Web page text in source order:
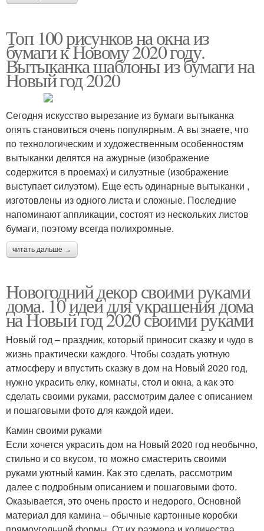
Топ 100 рисунков на окна из
бумаги к Новому 2020 году.
Вытыканка шаблоны из бумаги на
Новый год 2020
Сегодня искусство вырезание из бумаги вытыканка
опять становиться очень популярным. А вы знаете, что
по технологическим и художественным особенностям
вытыканки делятся на ажурные (изображение
содержится в проемах) и силуэтные (изображение
выступает силуэтом). Еще есть одинарные вытыканки ,
изготовлены из одного листа и сложные. Последние
напоминают аппликации, состоят из нескольких листов
бумаги, поэтому всегда полихромные.
читать дальше →
Новогодний декор своими руками
дома. 10 идей для украшения дома
на Новый год 2020 своими руками
Новый год – праздник, который приносит сказку и чудо в
жизнь практически каждого. Чтобы создать уютную
атмосферу и впустить сказку в дом на Новый 2020 год,
нужно украсить елку, комнаты, стол и окна, а как это
сделать своими руками, рассмотрим далее с описанием
и пошаговыми фото для каждой идеи.
Камин своими руками
Если хочется украсить дом на Новый 2020 год необычно,
стильно и со вкусом, то можно смастерить своими
руками уютный камин. Как это сделать, рассмотрим
далее с подробным описанием и пошаговыми фото.
Оказывается, это очень просто и недорого. Основной
материал для камина – обычные картонные коробки